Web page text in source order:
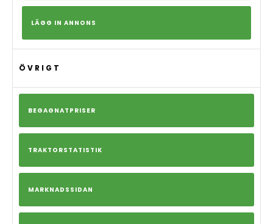
LÄGG IN ANNONS
ÖVRIGT
BEGAGNATPRISER
TRAKTORSTATISTIK
MARKNADSSIDAN